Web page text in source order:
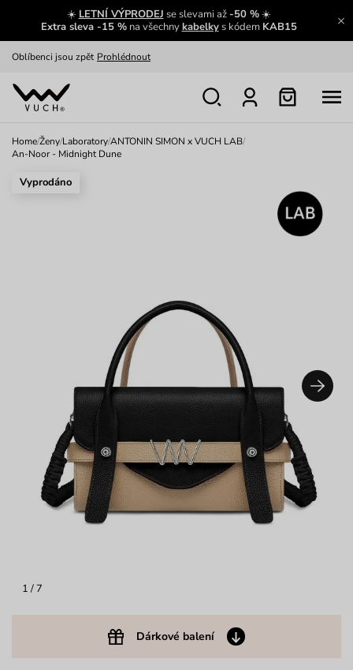
☀️ LETNÍ VÝPRODEJ se slevami až -50 %☀️
Extra sleva -15 %na všechnykabelkys kódem KAB15
Oblíbenci jsou zpět Prohlédnout
Nech se inspirovat Ukázat
Home/Ženy/Laboratory/ANTONIN SIMON x VUCH LAB/
An-Noor - Midnight Dune
1 / 7
Dárkové balení
Vyprodáno